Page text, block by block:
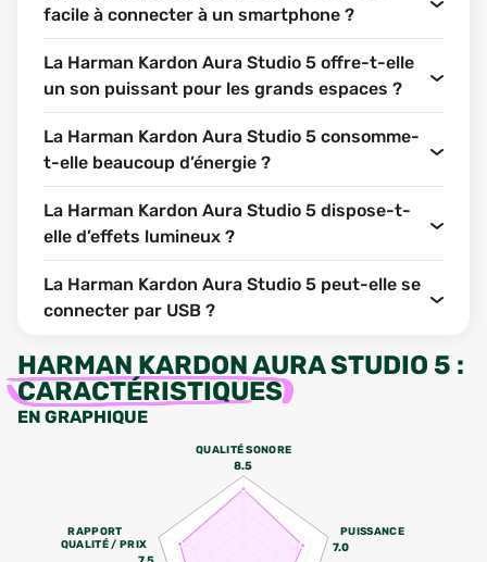
facile à connecter à un smartphone ?
La Harman Kardon Aura Studio 5 offre-t-elle
un son puissant pour les grands espaces ?
La Harman Kardon Aura Studio 5 consomme-
t-elle beaucoup d’énergie ?
La Harman Kardon Aura Studio 5 dispose-t-
elle d’effets lumineux ?
La Harman Kardon Aura Studio 5 peut-elle se
connecter par USB ?
HARMAN KARDON AURA STUDIO 5 :
CARACTÉRISTIQUES
EN GRAPHIQUE
QUALITÉ SONORE
8.5
PUISSANCE
7.0
RAPPORT
QUALITÉ / PRIX